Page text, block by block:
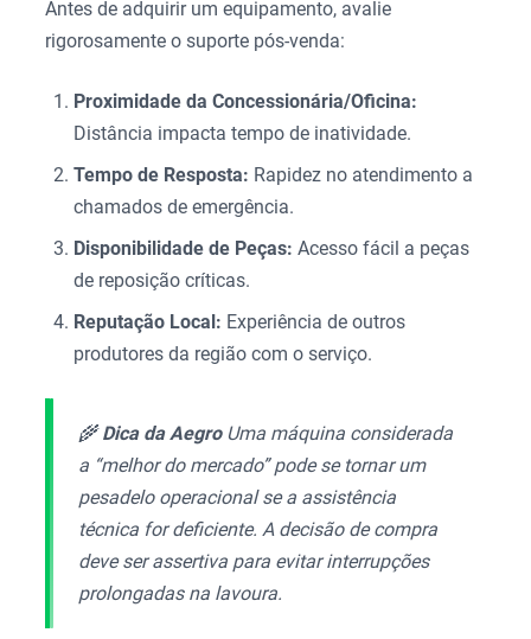
Antes de adquirir um equipamento, avalie
rigorosamente o suporte pós-venda:
Proximidade da Concessionária/Oficina:
Distância impacta tempo de inatividade.
Tempo de Resposta: Rapidez no atendimento a
chamados de emergência.
Disponibilidade de Peças: Acesso fácil a peças
de reposição críticas.
Reputação Local: Experiência de outros
produtores da região com o serviço.
🌾Dica da AegroUma máquina considerada
a “melhor do mercado” pode se tornar um
pesadelo operacional se a assistência
técnica for deficiente. A decisão de compra
deve ser assertiva para evitar interrupções
prolongadas na lavoura.